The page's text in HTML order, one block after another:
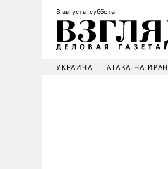
8 августа, суббота
УКРАИНА АТАКА НА ИРАН